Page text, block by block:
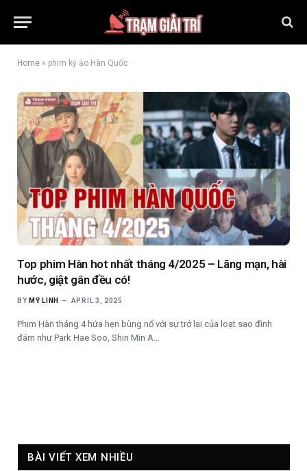
Home » phim kỳ ảo Hàn Quốc
Top phim Hàn hot nhất tháng 4/2025 – Lãng mạn, hài
hước, giật gân đều có!
BY MỸ LINH APRIL 3, 2025
Phim Hàn tháng 4 hứa hẹn bùng nổ với sự trở lại của loạt sao đình
đám như Park Hae Soo, Shin Min A…
BÀI VIẾT XEM NHIỀU